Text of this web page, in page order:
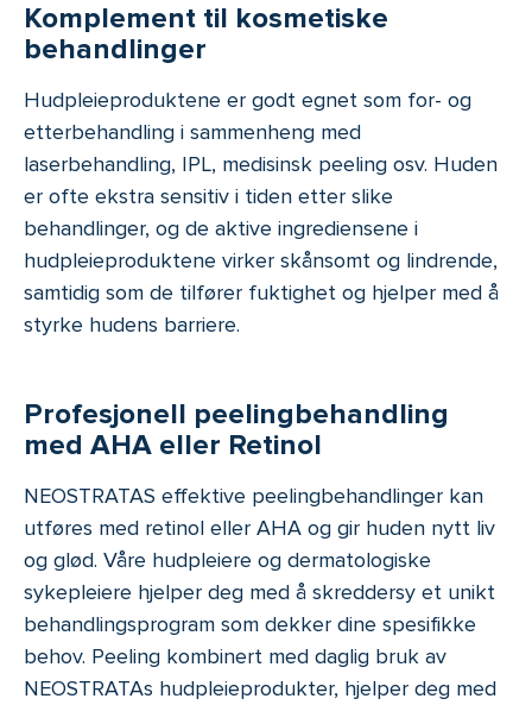
Komplement til kosmetiske
behandlinger
Hudpleieproduktene er godt egnet som for- og
etterbehandling i sammenheng med
laserbehandling, IPL, medisinsk peeling osv. Huden
er ofte ekstra sensitiv i tiden etter slike
behandlinger, og de aktive ingrediensene i
hudpleieproduktene virker skånsomt og lindrende,
samtidig som de tilfører fuktighet og hjelper med å
styrke hudens barriere.
Profesjonell peelingbehandling
med AHA eller Retinol
NEOSTRATAS effektive peelingbehandlinger kan
utføres med retinol eller AHA og gir huden nytt liv
og glød. Våre hudpleiere og dermatologiske
sykepleiere hjelper deg med å skreddersy et unikt
behandlingsprogram som dekker dine spesifikke
behov. Peeling kombinert med daglig bruk av
NEOSTRATAs hudpleieprodukter, hjelper deg med